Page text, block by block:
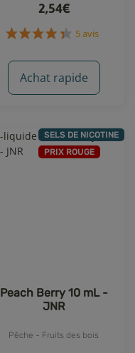
2,54€
Achat rapide
SELS DE NICOTINE
PRIX ROUGE
Peach Berry 10 mL -
JNR
Pêche - Fruits des bois